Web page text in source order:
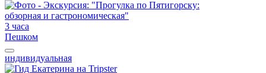
3 часа
Пешком
индивидуальная